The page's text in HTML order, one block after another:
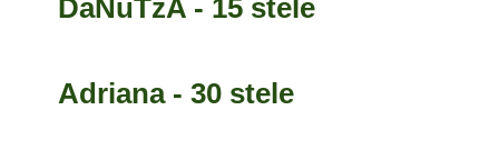
DaNuTzA - 15 stele
Adriana - 30 stele